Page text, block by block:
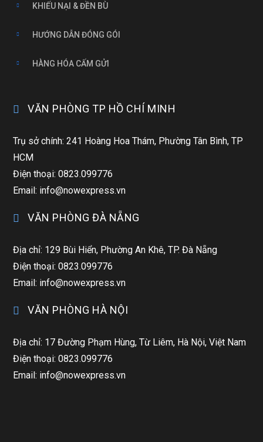
KHIẾU NẠI & ĐỀN BÙ
HƯỚNG DẪN ĐÓNG GÓI
HÀNG HÓA CẤM GỬI
VĂN PHÒNG TP HỒ CHÍ MINH
Trụ sở chính: 241 Hoàng Hoa Thám, Phường Tân Bình, TP
HCM
Điện thoại: 0823.099776
Email: info@nowexpress.vn
VĂN PHÒNG ĐÀ NẴNG
Địa chỉ: 129 Bùi Hiển, Phường An Khê, TP. Đà Nẵng
Điện thoại: 0823.099776
Email: info@nowexpress.vn
VĂN PHÒNG HÀ NỘI
Địa chỉ: 17 Đường Phạm Hùng, Từ Liêm, Hà Nội, Việt Nam
Điện thoại: 0823.099776
Email: info@nowexpress.vn